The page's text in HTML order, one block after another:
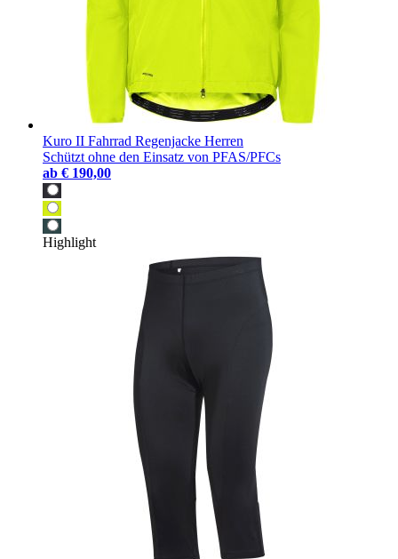
Kuro II Fahrrad Regenjacke Herren
Schützt ohne den Einsatz von PFAS/PFCs
ab € 190,00
Highlight